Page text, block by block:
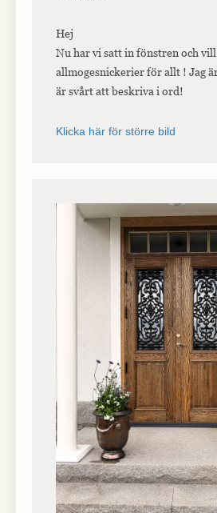
Hej
Nu har vi satt in fönstren och vill
allmogesnickerier för allt ! Jag
är svårt att beskriva i ord!
Klicka här för större bild
prestandaindexen
som hjälper till att
leverera en bättre
användarupplevelse
för besökarna. Om
cookies kommer
Marknadsföring
Marknadsförings-
annonskampanjen.